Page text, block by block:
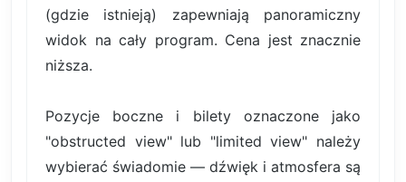
(gdzie istnieją) zapewniają panoramiczny
widok na cały program. Cena jest znacznie
niższa.
Pozycje boczne i bilety oznaczone jako
"obstructed view" lub "limited view" należy
wybierać świadomie — dźwięk i atmosfera są